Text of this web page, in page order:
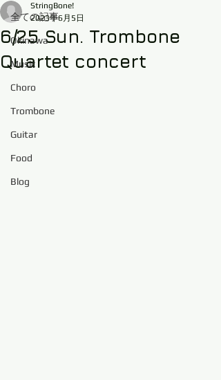
全ての記事
Okinawa
Music
Choro
Trombone
Guitar
Food
Blog
6/25 Sun. Trombone
Quartet concert
StringBone!
2023年6月5日